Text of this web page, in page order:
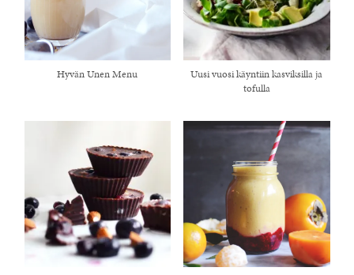
Hyvän Unen Menu
Uusi vuosi käyntiin kasviksilla ja
tofulla